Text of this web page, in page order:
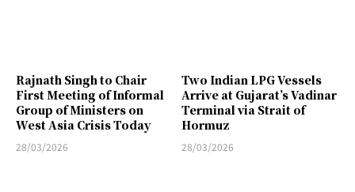
Rajnath Singh to Chair
First Meeting of Informal
Group of Ministers on
West Asia Crisis Today
28/03/2026
Two Indian LPG Vessels
Arrive at Gujarat’s Vadinar
Terminal via Strait of
Hormuz
28/03/2026